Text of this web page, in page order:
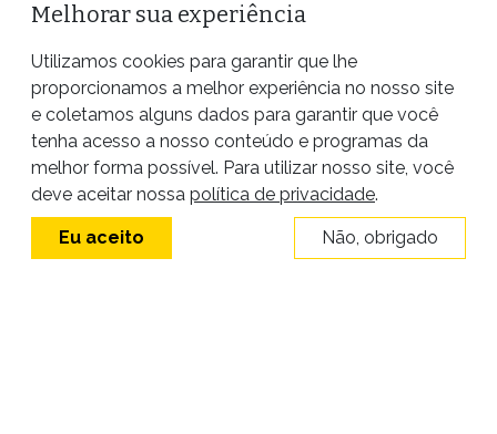
Site desenvolvido por
Melhorar sua experiência
Utilizamos cookies para garantir que lhe
proporcionamos a melhor experiência no nosso site
e coletamos alguns dados para garantir que você
tenha acesso a nosso conteúdo e programas da
melhor forma possível. Para utilizar nosso site, você
deve aceitar nossa política de privacidade.
Eu aceito Não, obrigado